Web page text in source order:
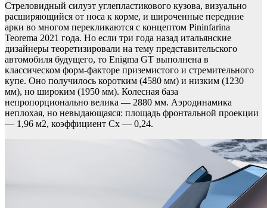
Стреловидный силуэт углепластикового кузова, визуально
расширяющийся от носа к корме, и широченные передние
арки во многом перекликаются с концептом Pininfarina
Teorema 2021 года. Но если три года назад итальянские
дизайнеры теоретизировали на тему представительского
автомобиля будущего, то Enigma GT выполнена в
классическом форм-факторе приземистого и стремительного
купе. Оно получилось коротким (4580 мм) и низким (1230
мм), но широким (1950 мм). Колесная база
непропорционально велика — 2880 мм. Аэродинамика
неплохая, но невыдающаяся: площадь фронтальной проекции
— 1,96 м2, коэффициент Cx — 0,24.